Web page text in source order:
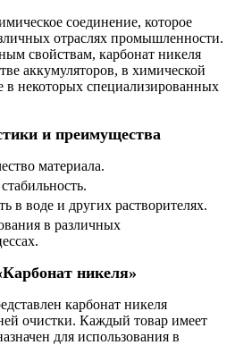
соединение, которое
отраслях промышленности.
свойствам, карбонат никеля
аккумуляторов, в химической
некоторых специализированных
и преимущества
материала.
в воде и других растворителях.
в различных
никеля»
карбонат никеля
очистки. Каждый товар имеет
для использования в